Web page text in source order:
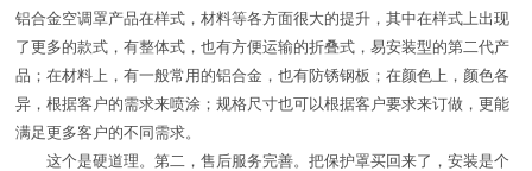
铝合金空调罩产品在样式，材料等各方面很大的提升，其中在样式上出现
了更多的款式，有整体式，也有方便运输的折叠式，易安装型的第二代产
品；在材料上，有一般常用的铝合金，也有防锈钢板；在颜色上，颜色各
异，根据客户的需求来喷涂；规格尺寸也可以根据客户要求来订做，更能
满足更多客户的不同需求。
这个是硬道理。第二，售后服务完善。把保护罩买回来了，安装是个